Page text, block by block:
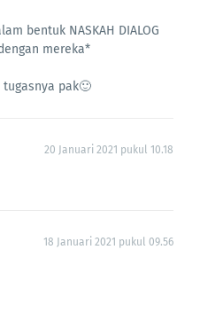
bentuk NASKAH DIALOG
mereka*
pak🙂
20 Januari 2021 pukul 10.18
18 Januari 2021 pukul 09.56